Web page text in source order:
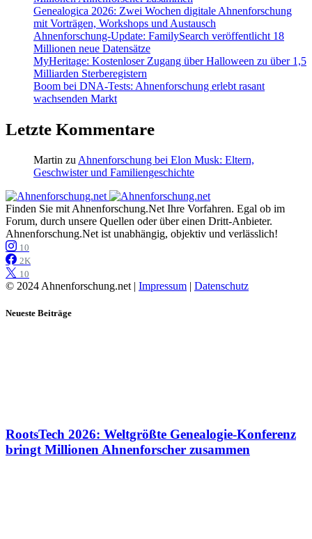
Genealogica 2026: Zwei Wochen digitale Ahnenforschung
mit Vorträgen, Workshops und Austausch
Ahnenforschung-Update: FamilySearch veröffentlicht 18
Millionen neue Datensätze
MyHeritage: Kostenloser Zugang über Halloween zu über 1,5
Milliarden Sterberegistern
Boom bei DNA-Tests: Ahnenforschung erlebt rasant
wachsenden Markt
Letzte Kommentare
Martin zu Ahnenforschung bei Elon Musk: Eltern,
Geschwister und Familiengeschichte
Finden Sie mit Ahnenforschung.Net Ihre Vorfahren. Egal ob im
Forum, durch unsere Quellen oder über einen Dritt-Anbieter.
Ahnenforschung.Net ist unabhängig, objektiv und verlässlich!
10
2K
10
© 2024 Ahnenforschung.net | Impressum | Datenschutz
Neueste Beiträge
RootsTech 2026: Weltgrößte Genealogie-Konferenz
bringt Millionen Ahnenforscher zusammen